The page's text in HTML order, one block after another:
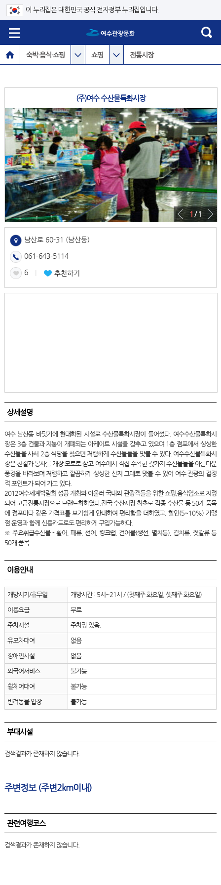
이 누리집은 대한민국 공식 전자정부 누리집입니다.
숙박·음식·쇼핑 쇼핑 전통시장
(주)여수 수산물특화시장
1 / 1
남산로 60-31 (남산동)
061-643-5114
6 l 추천하기
상세설명
여수 남산동 바닷가에 현대화된 시설로 수산물특화시장이 들어섰다. 여수수산물특화시
장은 3층 건물과 지붕이 개폐되는 아케이트 시설을 갖추고 있으며 1층 점포에서 싱싱한
수산물을 사서 2층 식당을 찾으면 저렴하게 수산물들을 맛볼 수 있다. 여수수산물특화시
장은 친절과 봉사를 개장 모토로 삼고 여수에서 직접 수확한 갖가지 수산물들을 아름다운
풍경을 바라보며 저렴하고 깔끔하게 싱싱한 산지 그대로 맛볼 수 있어 여수 관광의 결정
적 포인트가 되어 가고 있다.
2012여수세계박람회 성공 개최와 아울러 국내외 관광객들을 위한 쇼핑,음식업소로 지정
되어 고급전통시장으로 브랜드화하였다.전국 수산시장 최초로 각종 수산물 등 50개 품목
에 점포마다 같은 가격표를 보기쉽게 안내하여 편리함을 더하였고, 할인(5~10%) 가맹
점 운영과 함께 신용카드로도 편리하게 구입가능하다.
※ 주요취급수산물 - 활어, 패류, 선어, 킹크랩, 건어물(생선, 멸치등), 김치류, 젓갈류 등
50개 품목
이용안내
개방시기/휴무일 개방시간 : 5시~21시 / (첫째주 화요일, 셋째주 화요일)
이용요금 무료
주차시설 주차장 있음.
유모차대여 없음
장애인시설 없음
외국어서비스 불가능
휠체어대여 불가능
반려동물 입장 불가능
부대시설
검색결과가 존재하지 않습니다.
주변정보 (주변2km이내)
관련여행코스
검색결과가 존재하지 않습니다.